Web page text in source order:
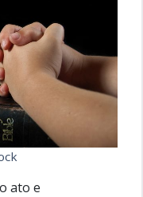
ato e